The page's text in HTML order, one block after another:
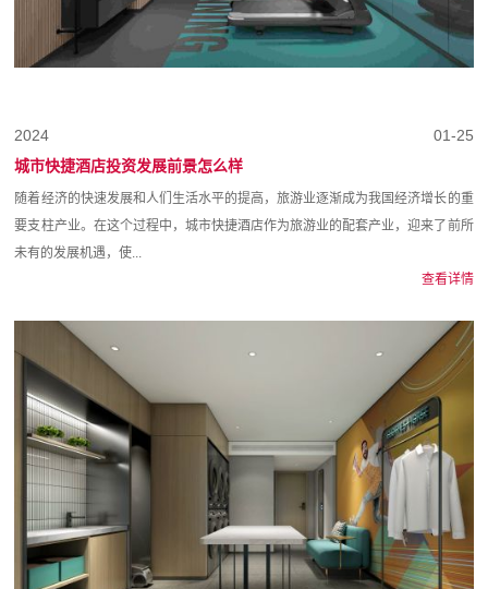
01-25
2024
城市快捷酒店投资发展前景怎么样
随着经济的快速发展和人们生活水平的提高，旅游业逐渐成为我国经济增长的重
要支柱产业。在这个过程中，城市快捷酒店作为旅游业的配套产业，迎来了前所
未有的发展机遇，使...
查看详情